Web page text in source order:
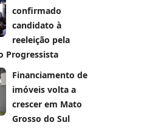
confirmado
candidato à
reeleição pela
Progressista
Financiamento de
imóveis volta a
crescer em Mato
Grosso do Sul